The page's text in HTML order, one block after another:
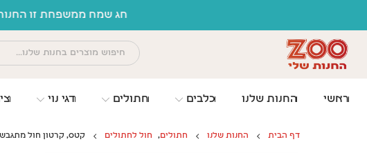
ראשי החנות שלנו כלבים חתולים דגי נוי
דף הבית החנות שלנו חתולים, חול לחתולים קטס, קרטון חול מתגבש ריח